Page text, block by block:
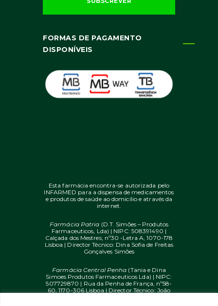
FORMAS DE PAGAMENTO
DISPONÍVEIS
Esta farmácia encontra-se autorizada pelo
INFARMED para a dispensa de medicamentos
e produtos de saúde ao domicílio e através da
internet.
Farmácia Patria (D.T. Simões – Produtos
Farmaceuticos, Lda) | NIPC: 508391490 |
Calçada dos Mestres, nº30 -Letra A, 1070-178
Lisboa | Director Técnico: Dina Sofia de Freitas
Gonçalves Simões
Farmácia Central Penha (Tania e Dina
Simoes Produtos Farmaceuticos Lda) | NIPC:
507729870 | Rua da Penha de França, nº58-
60, 1170-306 Lisboa | Director Técnico: João